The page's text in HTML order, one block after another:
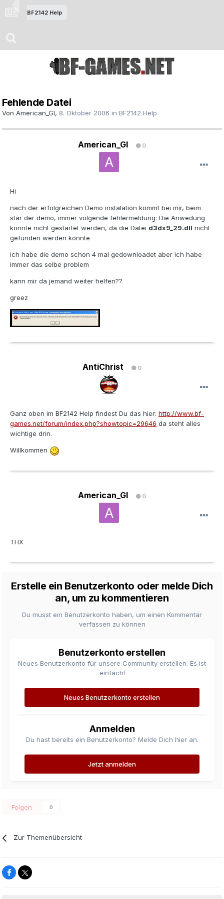
BF2142 Help
Fehlende Datei
Von American_GI, 8. Oktober 2006 in BF2142 Help
American_GI 0
Hi
nach der erfolgreichen Demo instalation kommt bei mir, beim
star der demo, immer volgende fehlermeldung: Die Anwedung
konnte nicht gestartet werden, da die Datei d3dx9_29.dll nicht
gefunden werden konnte
ich habe die demo schon 4 mal gedownloadet aber ich habe
immer das selbe problem
kann mir da jemand weiter helfen??
greez
AntiChrist 0
Ganz oben im BF2142 Help findest Du das hier: http://www.bf-
games.net/forum/index.php?showtopic=29646 da steht alles
wichtige drin.
Willkommen
American_GI 0
THX
Erstelle ein Benutzerkonto oder melde Dich
an, um zu kommentieren
Du musst ein Benutzerkonto haben, um einen Kommentar
verfassen zu können
Benutzerkonto erstellen
Neues Benutzerkonto für unsere Community erstellen. Es ist
einfach!
Neues Benutzerkonto erstellen
Anmelden
Du hast bereits ein Benutzerkonto? Melde Dich hier an.
Jetzt anmelden
Folgen 0
Zur Themenübersicht